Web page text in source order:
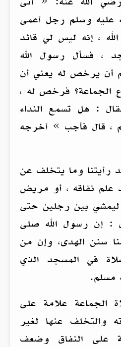
عليه وسلم رجل أعمى
، إنه ليس لي قائد
، فسأل رسول الله
أن يرخص له يعني أن
الجماعة؟ فرخص له ،
: هل تسمع النداء
، قال فأجب » أخرجه
رأيتنا وما يتخلف عن
علم نفاقه ، أو مريض
بين رجلين حتى
: إن رسول الله صلى
سنن الهدى، وإن من
في المسجد الذي
مسلم.
الجماعة علامة على
والتخلف عنها لغير
على النفاق وضعف